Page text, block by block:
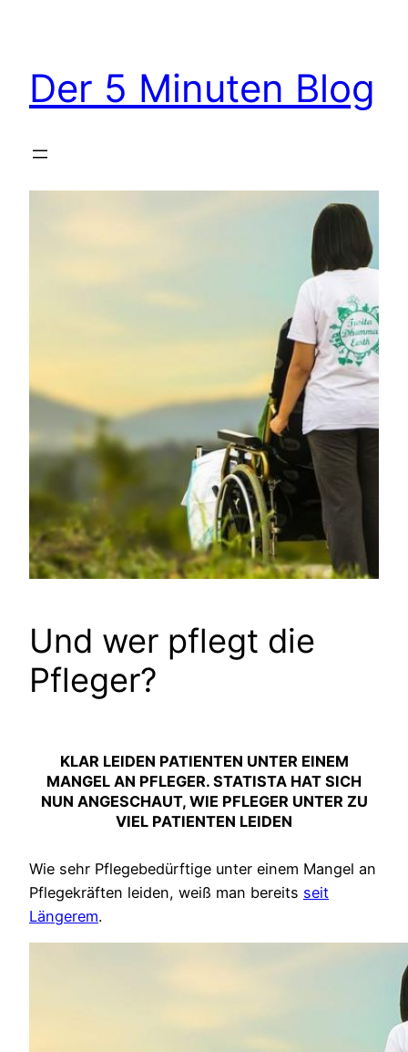
Der 5 Minuten Blog
Und wer pflegt die
Pfleger?
KLAR LEIDEN PATIENTEN UNTER EINEM
MANGEL AN PFLEGER. STATISTA HAT SICH
NUN ANGESCHAUT, WIE PFLEGER UNTER ZU
VIEL PATIENTEN LEIDEN
Wie sehr Pflegebedürftige unter einem Mangel an
Pflegekräften leiden, weiß man bereits seit
Längerem.